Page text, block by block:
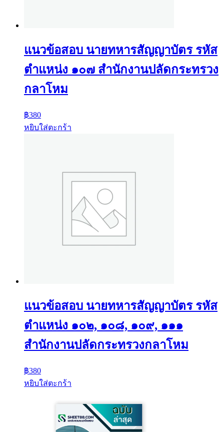
แนวข้อสอบ นายทหารสัญญาบัตร รหัส
ตำแหน่ง ๑๐๗ สำนักงานปลัดกระทรวง
กลาโหม
฿380
หยิบใส่ตะกร้า
แนวข้อสอบ นายทหารสัญญาบัตร รหัส
ตำแหน่ง ๑๐๒, ๑๐๘, ๑๐๙, ๑๑๑
สำนักงานปลัดกระทรวงกลาโหม
฿380
หยิบใส่ตะกร้า